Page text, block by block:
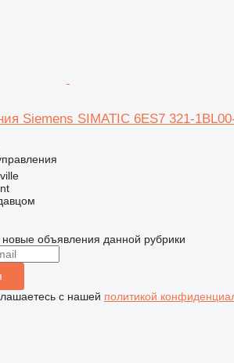
Siemens SIMATIC 6ES7 321-
объявления данной рубрики
с нашей политикой